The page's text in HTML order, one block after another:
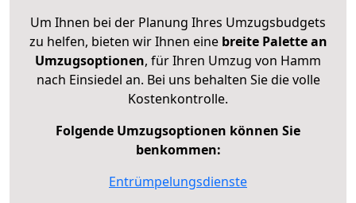
Um Ihnen bei der Planung Ihres Umzugsbudgets
zu helfen, bieten wir Ihnen eine breite Palette an
Umzugsoptionen, für Ihren Umzug von Hamm
nach Einsiedel an. Bei uns behalten Sie die volle
Kostenkontrolle.
Folgende Umzugsoptionen können Sie
benkommen:
Entrümpelungsdienste